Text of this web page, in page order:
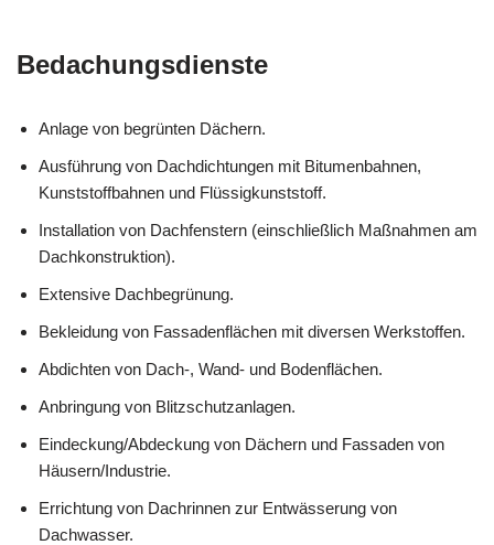
Bedachungsdienste
Anlage von begrünten Dächern.
Ausführung von Dachdichtungen mit Bitumenbahnen,
Kunststoffbahnen und Flüssigkunststoff.
Installation von Dachfenstern (einschließlich Maßnahmen am
Dachkonstruktion).
Extensive Dachbegrünung.
Bekleidung von Fassadenflächen mit diversen Werkstoffen.
Abdichten von Dach-, Wand- und Bodenflächen.
Anbringung von Blitzschutzanlagen.
Eindeckung/Abdeckung von Dächern und Fassaden von
Häusern/Industrie.
Errichtung von Dachrinnen zur Entwässerung von
Dachwasser.